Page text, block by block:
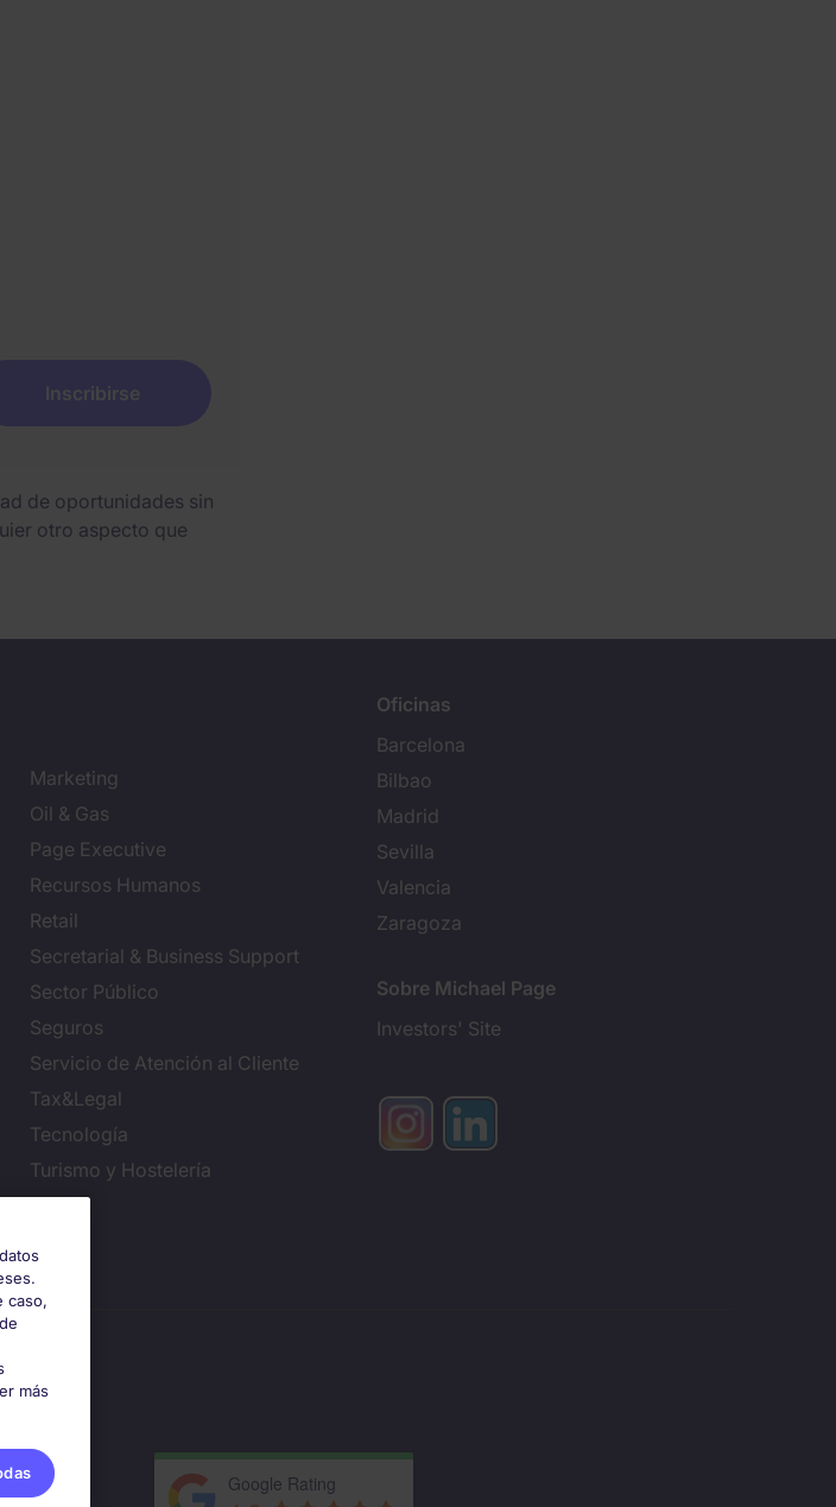
Inscribirse
de oportunidades sin
otro aspecto que
Marketing
Oil & Gas
Page Executive
Recursos Humanos
Retail
Secretarial & Business Support
Sector Público
Seguros
Servicio de Atención al Cliente
Tax&Legal
Tecnología
Turismo y Hostelería
Oficinas
Barcelona
Bilbao
Madrid
Sevilla
Valencia
Zaragoza
Sobre Michael Page
Investors' Site
Google Rating
caso,
más